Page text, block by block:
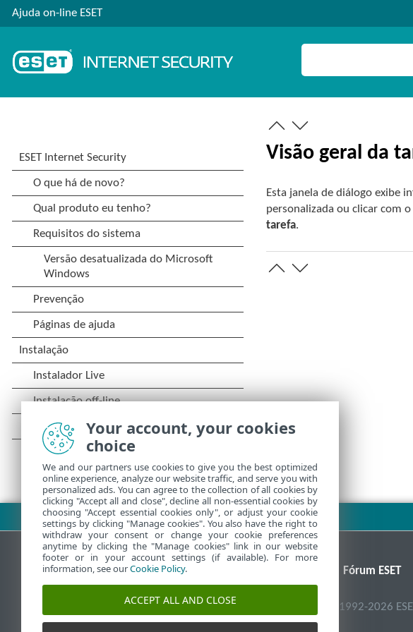
Ajuda on-line ESET
Visão geral da
Esta janela de diálogo exibe
personalizada ou clicar com
tarefa.
Fazer download do PDF
Base de conhecimento da ESET Fórum ESET
1992-2026
Your account, your cookies
choice
We and our partners use cookies to give you the best optimized
online experience, analyze our website traffic, and serve you with
personalized ads. You can agree to the collection of all cookies by
clicking "Accept all and close", decline all non-essential cookies by
choosing "Accept essential cookies only", or adjust your cookie
settings by clicking "Manage cookies". You also have the right to
withdraw your consent or change your cookie preferences
anytime by clicking the "Manage cookies" link in our website
footer or in your account settings (if available). For more
information, see ourCookie Policy.
ACCEPT ALL AND CLOSE